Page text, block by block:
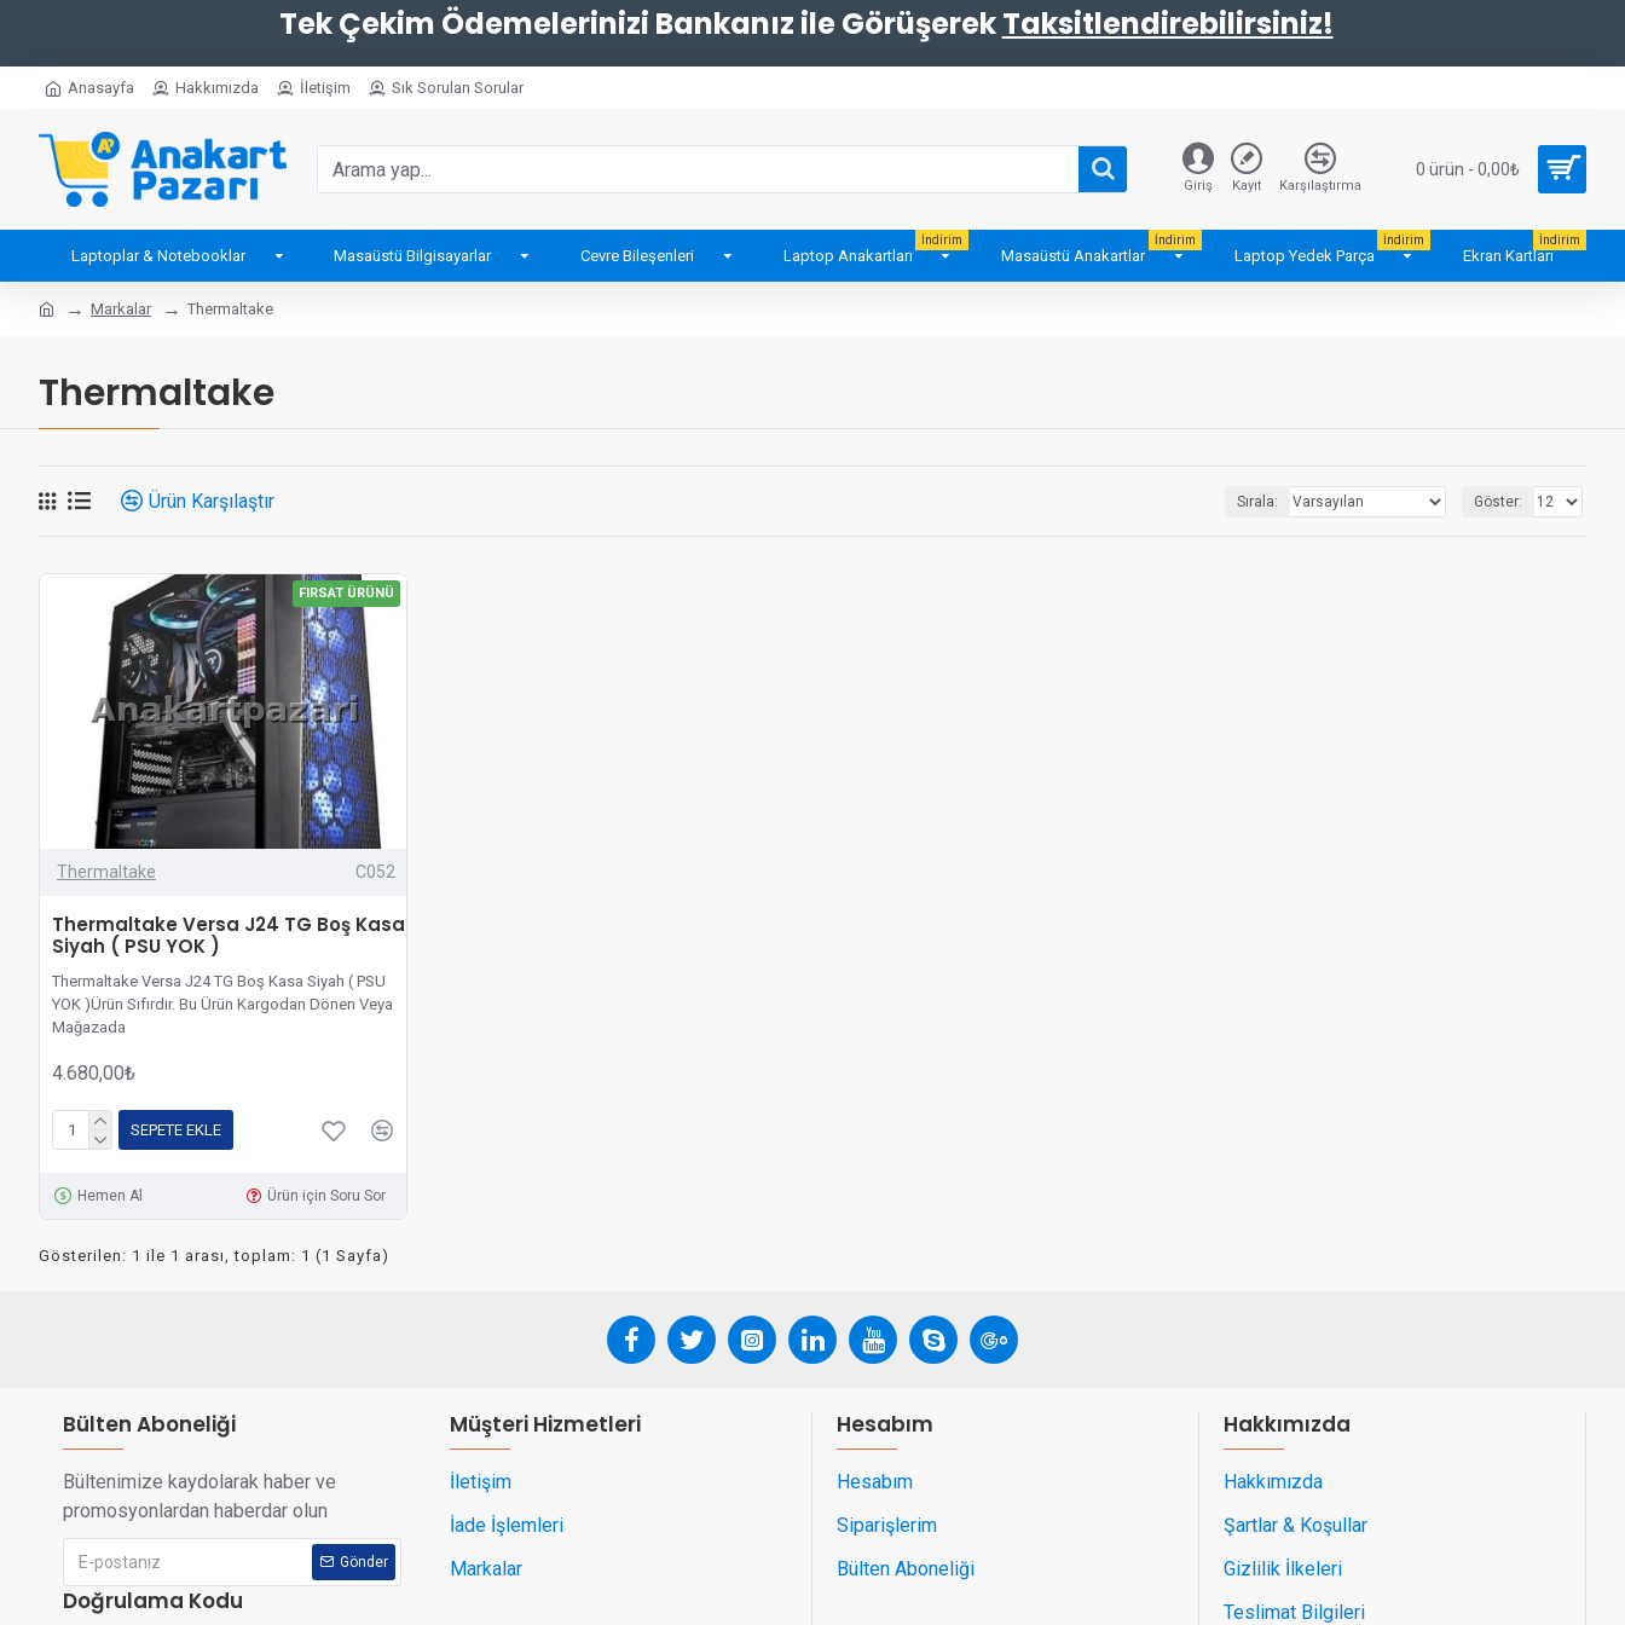
Tek Çekim Ödemelerinizi Bankanız ile GörüşerekTaksitlendirebilirsiniz!
Anasayfa Hakkımızda İletişim Sık Sorulan Sorular
Giriş Kayıt Karşılaştırma
0 ürün - 0,00₺
Laptoplar & Notebooklar Masaüstü Bilgisayarlar Cevre Bileşenleri Laptop Anakartları
İndirim
Masaüstü Anakartlar
İndirim
Laptop Yedek Parça
İndirim
Ekran Kartları
İndirim
Markalar Thermaltake
Thermaltake
Ürün Karşılaştır Sırala: Göster:
FIRSAT ÜRÜNÜ
Thermaltake C052
Thermaltake Versa J24 TG Boş Kasa
Siyah ( PSU YOK )
Thermaltake Versa J24 TG Boş Kasa Siyah ( PSU
YOK )Ürün Sıfırdır. Bu Ürün Kargodan Dönen Veya
Mağazada
Testleri Yapılmıştır Rgb ve Fanları Çalışır
Kend..
4.680,00₺
SEPETE EKLE
Hemen Al Ürün için Soru Sor
Gösterilen: 1 ile 1 arası, toplam: 1 (1 Sayfa)
Bülten Aboneliği
Bültenimize kaydolarak haber ve
promosyonlardan haberdar olun
Gönder
Doğrulama Kodu
Müşteri Hizmetleri
İletişim
İade İşlemleri
Markalar
Hesabım
Hesabım
Siparişlerim
Bülten Aboneliği
Hakkımızda
Hakkımızda
Şartlar & Koşullar
Gizlilik İlkeleri
Teslimat Bilgileri